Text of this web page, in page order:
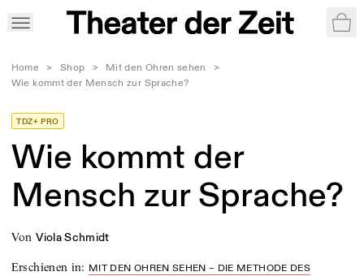
Home > Shop > Mit den Ohren sehen
>
Wie kommt der Mensch zur Sprache?
TDZ+ PRO
Wie kommt der
Mensch zur Sprache?
von Viola Schmidt
Erschienen in: MIT DEN OHREN SEHEN – DIE METHODE DES